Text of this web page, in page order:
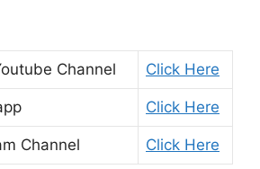
Channel Click Here
Click Here
Channel Click Here